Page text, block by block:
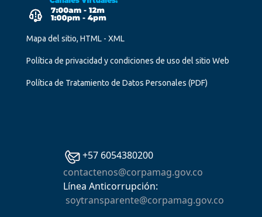
Mapa del sitio, HTML - XML
Política de privacidad y condiciones de uso del sitio Web
Política de Tratamiento de Datos Personales (PDF)
+57 6054380200
contactenos@corpamag.gov.co
Línea Anticorrupción:
soytransparente@corpamag.gov.co